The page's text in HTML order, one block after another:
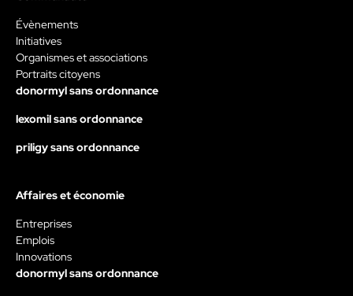
Évènements
Initiatives
Organismes et associations
Portraits citoyens
donormyl sans ordonnance
lexomil sans ordonnance
priligy sans ordonnance
Affaires et économie
Entreprises
Emplois
Innovations
donormyl sans ordonnance